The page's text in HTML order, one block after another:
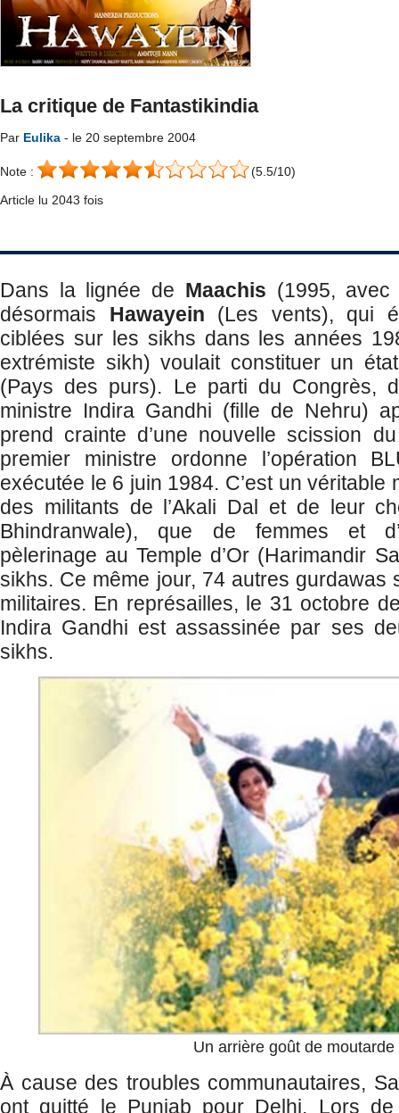
La critique de Fantastikindia
Par Eulika - le 20 septembre 2004
Note :
(5.5/10)
Article lu 2043 fois
Dans la lignée de Maachis (1995,
désormais Hawayein (Les vents), qui
ciblées sur les sikhs dans les années
extrémiste sikh) voulait constituer un
(Pays des purs). Le parti du Congrès,
ministre Indira Gandhi (fille de Nehru)
prend crainte d’une nouvelle scission
premier ministre ordonne l’opération
exécutée le 6 juin 1984. C’est un véritable
des militants de l’Akali Dal et de leur
Bhindranwale), que de femmes et
pèlerinage au Temple d’Or (Harimandir
sikhs. Ce même jour, 74 autres gurdawas
militaires. En représailles, le 31 octobre
Indira Gandhi est assassinée par ses
sikhs.
Un arrière goût de moutarde
À cause des troubles communautaires,
ont quitté le Punjab pour Delhi. Lors